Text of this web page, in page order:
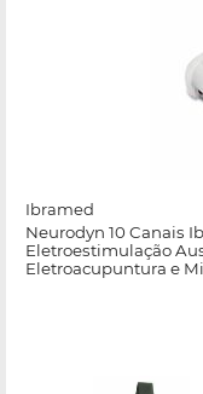
Ibramed
Neurodyn 10 Canais
Eletroestimulação
Eletroacupuntura e